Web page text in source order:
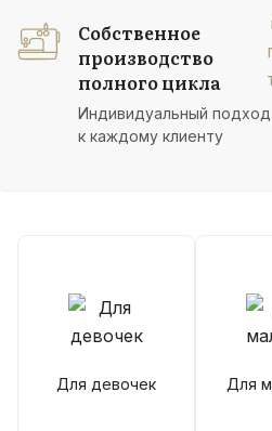
Собственное
производство
полного цикла
Индивидуальный подход
к каждому клиенту
Для девочек Для